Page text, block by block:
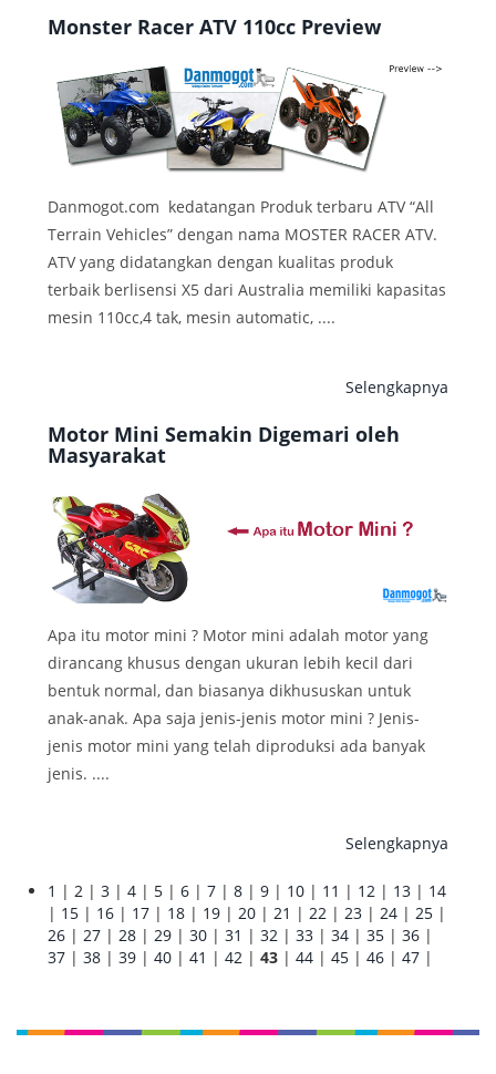
Monster Racer ATV 110cc Preview
Danmogot.com kedatangan Produk terbaru ATV “All
Terrain Vehicles” dengan nama MOSTER RACER ATV.
ATV yang didatangkan dengan kualitas produk
terbaik berlisensi X5 dari Australia memiliki kapasitas
mesin 110cc,4 tak, mesin automatic, ....
Selengkapnya
Motor Mini Semakin Digemari oleh
Masyarakat
Apa itu motor mini ? Motor mini adalah motor yang
dirancang khusus dengan ukuran lebih kecil dari
bentuk normal, dan biasanya dikhususkan untuk
anak-anak. Apa saja jenis-jenis motor mini ? Jenis-
jenis motor mini yang telah diproduksi ada banyak
jenis. ....
Selengkapnya
1 | 2 | 3 | 4 | 5 | 6 | 7 | 8 | 9 | 10 | 11 | 12 | 13 | 14
| 15 | 16 | 17 | 18 | 19 | 20 | 21 | 22 | 23 | 24 | 25 |
26 | 27 | 28 | 29 | 30 | 31 | 32 | 33 | 34 | 35 | 36 |
37 | 38 | 39 | 40 | 41 | 42 | 43 | 44 | 45 | 46 | 47 |